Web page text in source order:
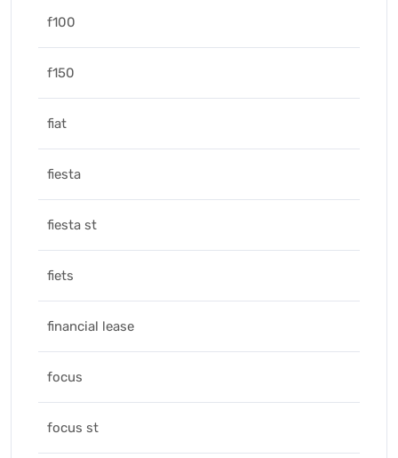
f100
f150
fiat
fiesta
fiesta st
fiets
financial lease
focus
focus st